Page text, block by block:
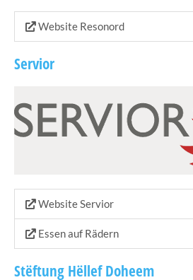
Website Resonord
Servior
Website Servior
Essen auf Rädern
Stëftung Hëllef Doheem